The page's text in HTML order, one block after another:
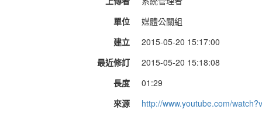
單位
媒體公關組
建立
2015-05-20 15:17:00
最近修訂
2015-05-20 15:18:08
長度
01:29
來源
http://www.youtube.com/